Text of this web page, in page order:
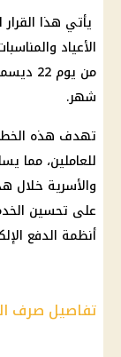
يأتي هذا
الأعياد
شهر.
تهدف هذه
للعاملين، مما
والأسرية خلال
على تحسين
أنظمة الدفع
تفاصيل صرف